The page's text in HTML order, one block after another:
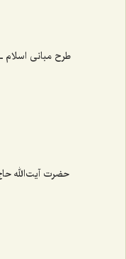
طرح مبانی اسلام ـ
حضرت آیت‌الله